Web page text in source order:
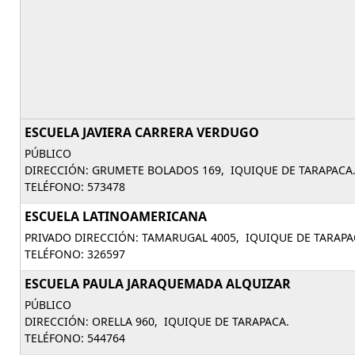
ESCUELA JAVIERA CARRERA VERDUGO
PÚBLICO
DIRECCIÓN: GRUMETE BOLADOS 169, IQUIQUE DE TARAPACA.
TELÉFONO: 573478
ESCUELA LATINOAMERICANA
PRIVADO DIRECCIÓN: TAMARUGAL 4005, IQUIQUE DE
TELÉFONO: 326597
ESCUELA PAULA JARAQUEMADA ALQUIZAR
PÚBLICO
DIRECCIÓN: ORELLA 960, IQUIQUE DE TARAPACA.
TELÉFONO: 544764